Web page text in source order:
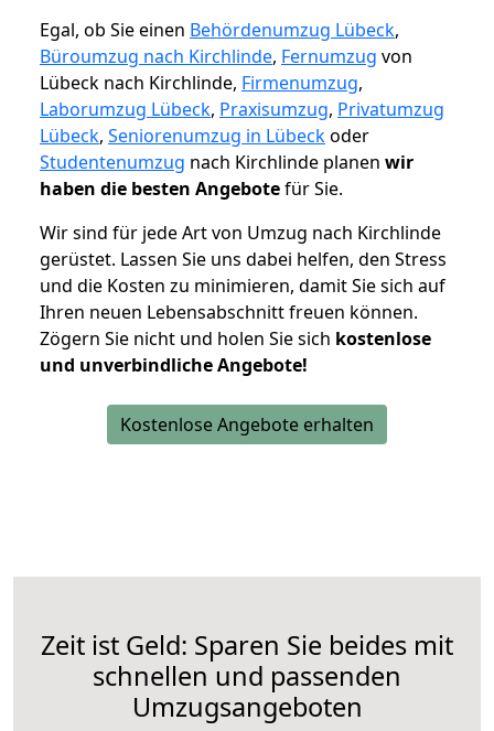
Egal, ob Sie einen Behördenumzug Lübeck,
Büroumzug nach Kirchlinde, Fernumzug von
Lübeck nach Kirchlinde, Firmenumzug,
Laborumzug Lübeck, Praxisumzug, Privatumzug
Lübeck, Seniorenumzug in Lübeckoder
Studentenumzug nach Kirchlinde planen wir
haben die besten Angebotefür Sie.
Wir sind für jede Art von Umzug nach Kirchlinde
gerüstet. Lassen Sie uns dabei helfen, den Stress
und die Kosten zu minimieren, damit Sie sich auf
Ihren neuen Lebensabschnitt freuen können.
Zögern Sie nicht und holen Sie sich kostenlose
und unverbindliche Angebote!
Kostenlose Angebote erhalten
Zeit ist Geld: Sparen Sie beides mit
schnellen und passenden
Umzugsangeboten